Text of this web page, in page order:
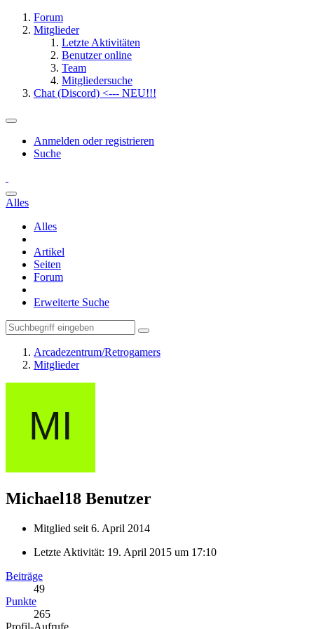
Forum
Mitglieder
Letzte Aktivitäten
Benutzer online
Team
Mitgliedersuche
Chat (Discord) <--- NEU!!!
Anmelden oder registrieren
Suche
Alles
Alles
Artikel
Seiten
Forum
Erweiterte Suche
Arcadezentrum/Retrogamers
Mitglieder
Michael18 Benutzer
Mitglied seit 6. April 2014
Letzte Aktivität: 19. April 2015 um 17:10
Beiträge
49
Punkte
265
Profil-Aufrufe